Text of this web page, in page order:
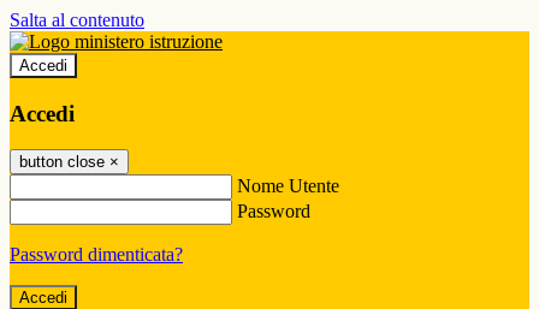
Salta al contenuto
Accedi
Accedi
button close ×
Nome Utente
Password
Password dimenticata?